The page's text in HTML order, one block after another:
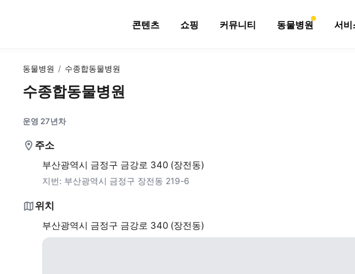
콘텐츠 쇼핑 커뮤니티 동물병원 서비
동물병원 / 수종합동물병원
수종합동물병원
운영 27년차
주소
부산광역시 금정구 금강로 340 (장전동)
지번: 부산광역시 금정구 장전동 219-6
위치
부산광역시 금정구 금강로 340 (장전동)